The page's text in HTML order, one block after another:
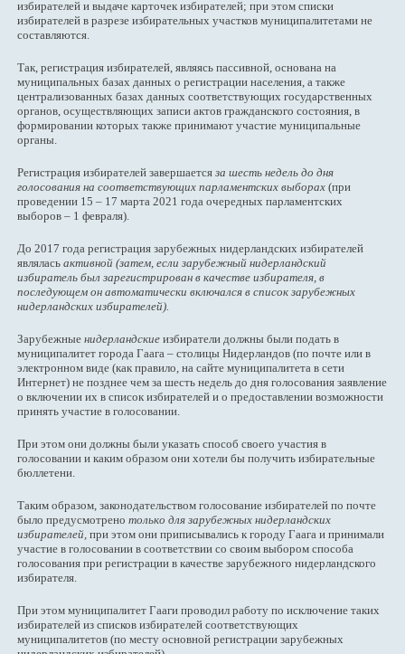
избирателей и выдаче карточек избирателей; при этом списки
избирателей в разрезе избирательных участков муниципалитетами не
составляются.
Так, регистрация избирателей, являясь пассивной, основана на
муниципальных базах данных о регистрации населения, а также
централизованных базах данных соответствующих государственных
органов, осуществляющих записи актов гражданского состояния, в
формировании которых также принимают участие муниципальные
органы.
Регистрация избирателей завершается за шесть недель до дня
голосования на соответствующих парламентских выборах (при
проведении 15 – 17 марта 2021 года очередных парламентских
выборов – 1 февраля).
До 2017 года регистрация зарубежных нидерландских избирателей
являлась активной (затем, если зарубежный нидерландский
избиратель был зарегистрирован в качестве избирателя, в
последующем он автоматически включался в список зарубежных
нидерландских избирателей).
Зарубежные нидерландские избиратели должны были подать в
муниципалитет города Гаага – столицы Нидерландов (по почте или в
электронном виде (как правило, на сайте муниципалитета в сети
Интернет) не позднее чем за шесть недель до дня голосования заявление
о включении их в список избирателей и о предоставлении возможности
принять участие в голосовании.
При этом они должны были указать способ своего участия в
голосовании и каким образом они хотели бы получить избирательные
бюллетени.
Таким образом, законодательством голосование избирателей по почте
было предусмотрено только для зарубежных нидерландских
избирателей, при этом они приписывались к городу Гаага и принимали
участие в голосовании в соответствии со своим выбором способа
голосования при регистрации в качестве зарубежного нидерландского
избирателя.
При этом муниципалитет Гааги проводил работу по исключение таких
избирателей из списков избирателей соответствующих
муниципалитетов (по месту основной регистрации зарубежных